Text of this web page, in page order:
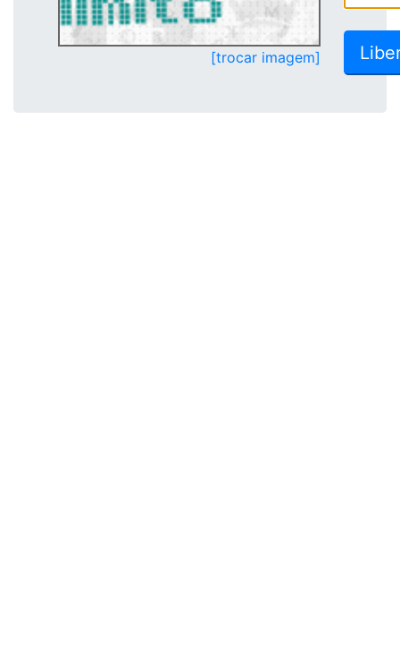
[trocar imagem]